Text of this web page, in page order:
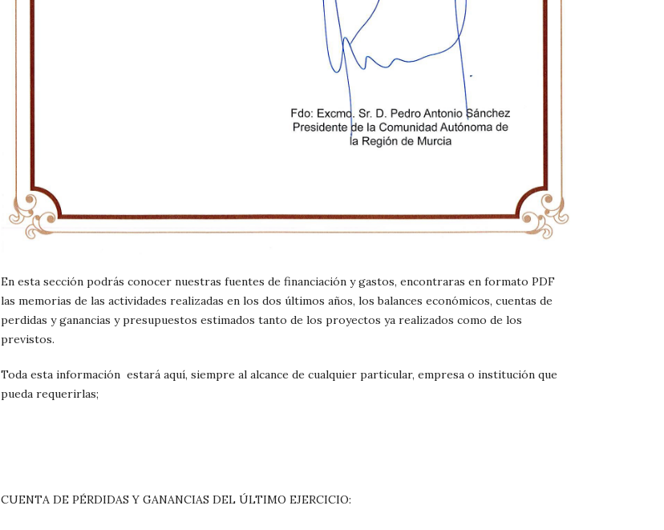
En esta sección podrás conocer nuestras fuentes de financiación y gastos, encontraras en formato PDF
las memorias de las actividades realizadas en los dos últimos años, los balances económicos, cuentas de
perdidas y ganancias y presupuestos estimados tanto de los proyectos ya realizados como de los
previstos.
Toda esta información estará aquí, siempre al alcance de cualquier particular, empresa o institución que
pueda requerirlas;
CUENTA DE PÉRDIDAS Y GANANCIAS DEL ÚLTIMO EJERCICIO: